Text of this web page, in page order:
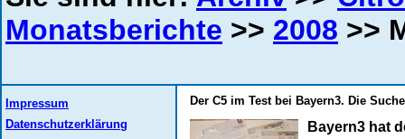
Monatsberichte >> 2008 >>
Impressum
Datenschutzerklärung
Der C5 im Test bei Bayern3. Die
Bayern3 hat